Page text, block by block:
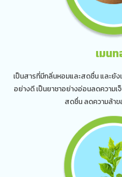
เมน
เป็นสารที่มีกลิ่นหอมและสดชื่น และยัง
อย่างดี เป็นยาชาอย่างอ่อนลดความ
สดชื่น ลดความล้าข